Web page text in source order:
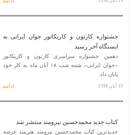
جشنواره کارتون و کاریکاتور جوان ایرانی به
ایستگاه آخر رسید
دهمین جشنواره سراسری کارتون و کاریکاتور
«جوان ایرانی» شنبه شب ۱۸ آبان ماه به کار خود
پایان داد.
19 آبان 1398 ادامه...
کتاب جدید محمدحسین نیرومند منتشر شد
جدیدترین کتاب محمدحسین نیرومند هنرمند عرصه